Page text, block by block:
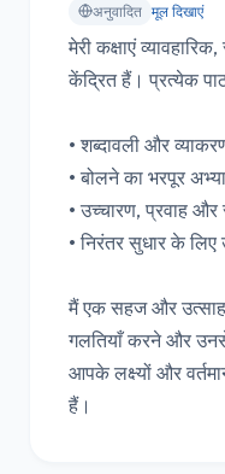
अनुवादित मूल दिखाएं
मेरी कक्षाएं
केंद्रित हैं। प्रत्येक
• शब्दावली और
• बोलने का भरपूर
• उच्चारण, प्रवाह और
• निरंतर सुधार के लिए
मैं एक सहज और
गलतियाँ करने और
आपके लक्ष्यों और
हैं।